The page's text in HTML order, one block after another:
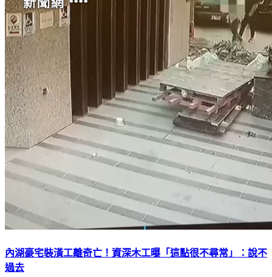
內湖豪宅裝潢工離奇亡！資深木工曝「這點很不尋常」：說不
過去